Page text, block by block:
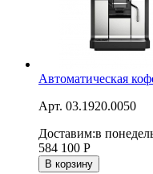
Автоматическая
Арт. 03.1920.0050
Доставим:в
584 100 Р
В корзину